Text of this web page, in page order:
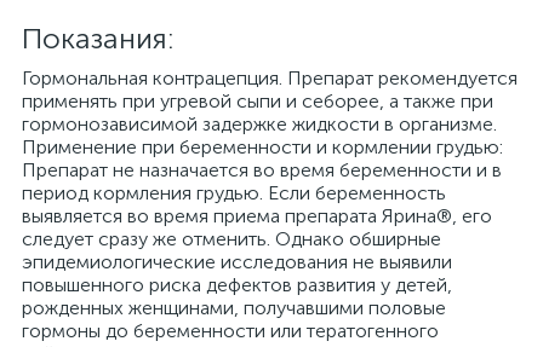
Показания:
Гормональная контрацепция. Препарат рекомендуется
применять при угревой сыпи и себорее, а также при
гормонозависимой задержке жидкости в организме.
Применение при беременности и кормлении грудью:
Препарат не назначается во время беременности и в
период кормления грудью. Если беременность
выявляется во время приема препарата Ярина®, его
следует сразу же отменить. Однако обширные
эпидемиологические исследования не выявили
повышенного риска дефектов развития у детей,
рожденных женщинами, получавшими половые
гормоны до беременности или тератогенного